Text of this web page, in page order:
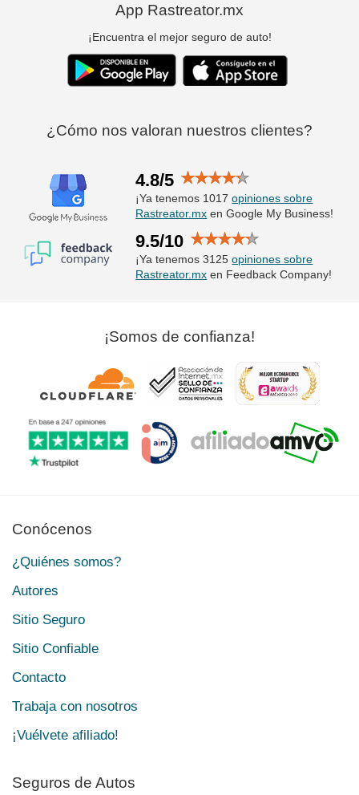
App Rastreator.mx
¡Encuentra el mejor seguro de auto!
¿Cómo nos valoran nuestros clientes?
4.8/5
¡Ya tenemos 1017opiniones sobre
Rastreator.mx en Google My Business!
9.5/10
¡Ya tenemos 3125opiniones sobre
Rastreator.mx en Feedback Company!
¡Somos de confianza!
Conócenos
¿Quiénes somos?
Autores
Sitio Seguro
Sitio Confiable
Contacto
Trabaja con nosotros
¡Vuélvete afiliado!
Seguros de Autos